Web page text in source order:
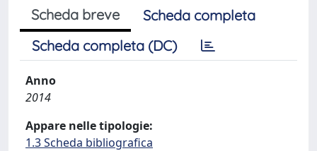
Scheda breve
Scheda completa
Scheda completa (DC)
Anno
2014
Appare nelle tipologie:
1.3 Scheda bibliografica